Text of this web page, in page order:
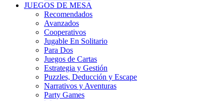
JUEGOS DE MESA
Recomendados
Avanzados
Cooperativos
Jugable En Solitario
Para Dos
Juegos de Cartas
Estrategia y Gestión
Puzzles, Deducción y Escape
Narrativos y Aventuras
Party Games